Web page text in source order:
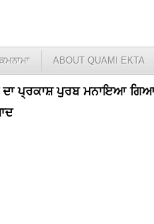
ABOUT QUAMI EKTA
ਦਾ ਪ੍ਰਕਾਸ਼ ਪੁਰਬ ਮਨਾਇਆ